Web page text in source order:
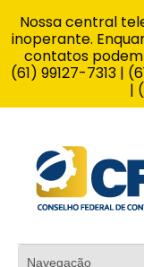
Nossa central
inoperante.
contatos podem
(61) 99127-7313 |
|